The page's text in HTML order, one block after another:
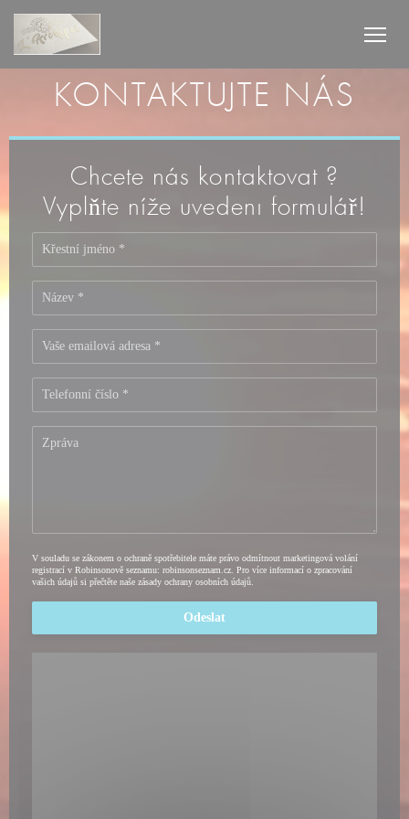
KONTAKTUJTE NÁS
Chcete nás kontaktovat ?
Vyplňte níže uvedený formulář!
V souladu se zákonem o ochraně spotřebitele máte právo odmítnout marketingová volání
registrací v Robinsonově seznamu: robinsonseznam.cz . Pro více informací o zpracování
vašich údajů si přečtěte naše zásady ochrany osobních údajů